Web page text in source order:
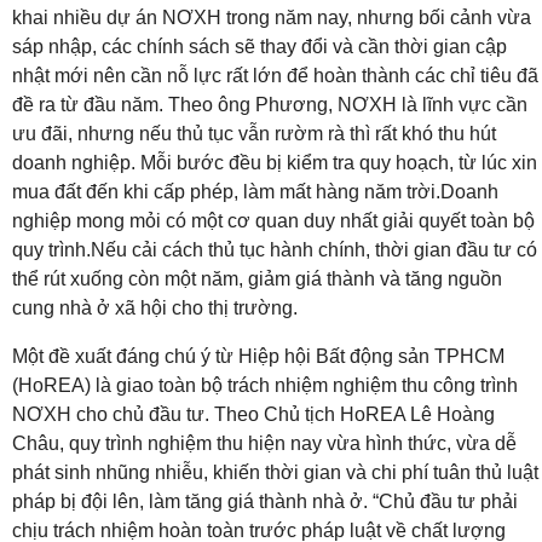
khai nhiều dự án NƠXH trong năm nay, nhưng bối cảnh vừa
sáp nhập, các chính sách sẽ thay đổi và cần thời gian cập
nhật mới nên cần nỗ lực rất lớn để hoàn thành các chỉ tiêu đã
đề ra từ đầu năm. Theo ông Phương, NƠXH là lĩnh vực cần
ưu đãi, nhưng nếu thủ tục vẫn rườm rà thì rất khó thu hút
doanh nghiệp. Mỗi bước đều bị kiểm tra quy hoạch, từ lúc xin
mua đất đến khi cấp phép, làm mất hàng năm trời.Doanh
nghiệp mong mỏi có một cơ quan duy nhất giải quyết toàn bộ
quy trình.Nếu cải cách thủ tục hành chính, thời gian đầu tư có
thể rút xuống còn một năm, giảm giá thành và tăng nguồn
cung nhà ở xã hội cho thị trường.
Một đề xuất đáng chú ý từ Hiệp hội Bất động sản TPHCM
(HoREA) là giao toàn bộ trách nhiệm nghiệm thu công trình
NƠXH cho chủ đầu tư. Theo Chủ tịch HoREA Lê Hoàng
Châu, quy trình nghiệm thu hiện nay vừa hình thức, vừa dễ
phát sinh nhũng nhiễu, khiến thời gian và chi phí tuân thủ luật
pháp bị đội lên, làm tăng giá thành nhà ở. “Chủ đầu tư phải
chịu trách nhiệm hoàn toàn trước pháp luật về chất lượng